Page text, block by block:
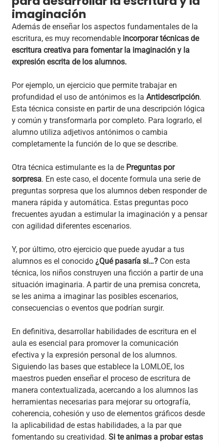
imaginación
Además de enseñar los aspectos fundamentales de la
escritura, es muy recomendable incorporar técnicas de
escritura creativa para fomentar la imaginación y la
expresión escrita de los alumnos.
Por ejemplo, un ejercicio que permite trabajar en
profundidad el uso de antónimos es la Antidescripción.
Esta técnica consiste en partir de una descripción lógica
y común y transformarla por completo. Para lograrlo, el
alumno utiliza adjetivos antónimos o cambia
completamente la función de lo que se describe.
Otra técnica estimulante es la de Preguntas por
sorpresa. En este caso, el docente formula una serie de
preguntas sorpresa que los alumnos deben responder de
manera rápida y automática. Estas preguntas poco
frecuentes ayudan a estimular la imaginación y a pensar
con agilidad diferentes escenarios.
Y, por último, otro ejercicio que puede ayudar a tus
alumnos es el conocido ¿Qué pasaría si…? Con esta
técnica, los niños construyen una ficción a partir de una
situación imaginaria. A partir de una premisa concreta,
se les anima a imaginar las posibles escenarios,
consecuencias o eventos que podrían surgir.
En definitiva, desarrollar habilidades de escritura en el
aula es esencial para promover la comunicación
efectiva y la expresión personal de los alumnos.
Siguiendo las bases que establece la LOMLOE, los
maestros pueden enseñar el proceso de escritura de
manera contextualizada, acercando a los alumnos las
herramientas necesarias para mejorar su ortografía,
coherencia, cohesión y uso de elementos gráficos desde
la aplicabilidad de estas habilidades, a la par que
fomentando su creatividad. Si te animas a probar estas